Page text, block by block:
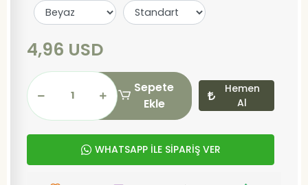
4,96 USD
Sepete
Ekle
Hemen
Al
WHATSAPP İLE SİPARİŞ VER